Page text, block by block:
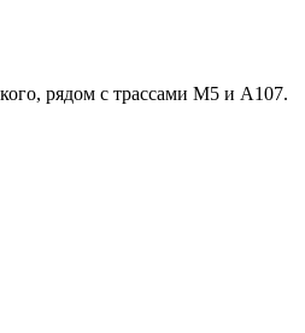
рядом с трассами М5 и А107.